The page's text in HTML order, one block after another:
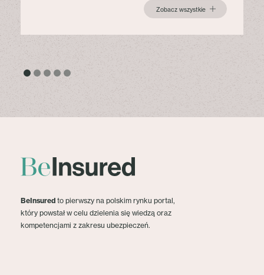
Zobacz wszystkie
BeInsured to pierwszy na polskim rynku portal,
który powstał w celu dzielenia się wiedzą oraz
kompetencjami z zakresu ubezpieczeń.